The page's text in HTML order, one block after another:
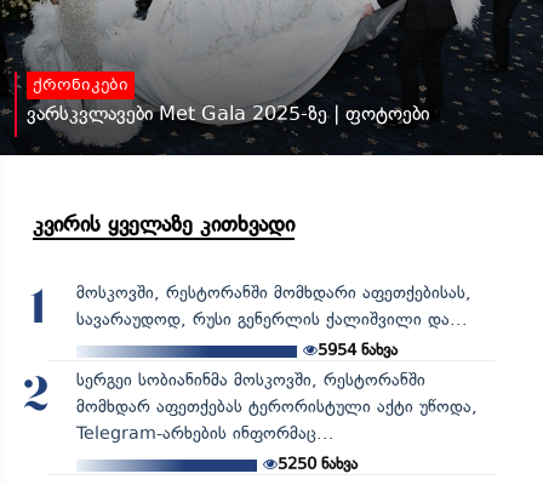
ქრონიკები
ვარსკვლავები Met Gala 2025-ზე | ფოტოები
კვირის ყველაზე კითხვადი
1
მოსკოვში, რესტორანში მომხდარი აფეთქებისას,
სავარაუდოდ, რუსი გენერლის ქალიშვილი და...
5954ნახვა
2
სერგეი სობიანინმა მოსკოვში, რესტორანში
მომხდარ აფეთქებას ტერორისტული აქტი უწოდა,
Telegram-არხების ინფორმაც...
5250ნახვა